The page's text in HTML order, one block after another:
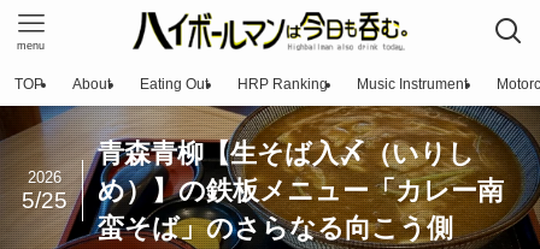
menu
TOP About Eating Out HRP Ranking Music Instrument
青森青柳【生そば入〆（いりし
め）】の鉄板メニュー「カレー南
蛮そば」のさらなる向こう側
2026
5/25